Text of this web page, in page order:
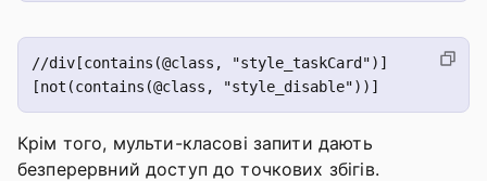
//div[contains(@class, "style_taskCard")]
Крім того, мульти-класові запити дають
безперервний доступ до точкових збігів.